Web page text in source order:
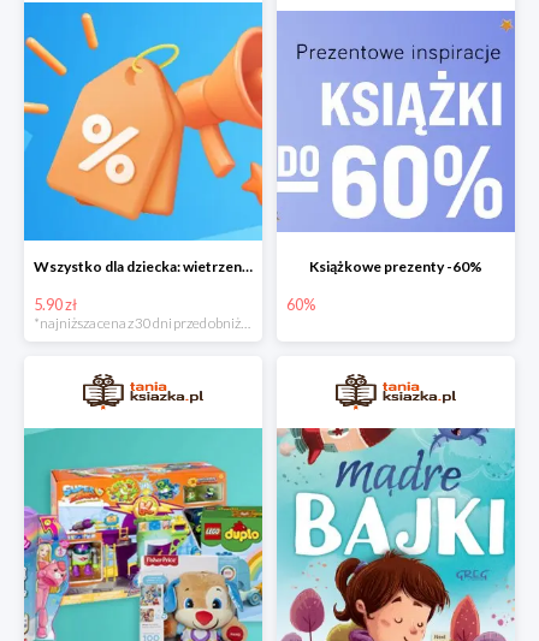
Wszystko dla dziecka: wietrzenie magazynu
5.90 zł
*najniższa cena z 30 dni przed obniżką
Książkowe prezenty -60%
60%